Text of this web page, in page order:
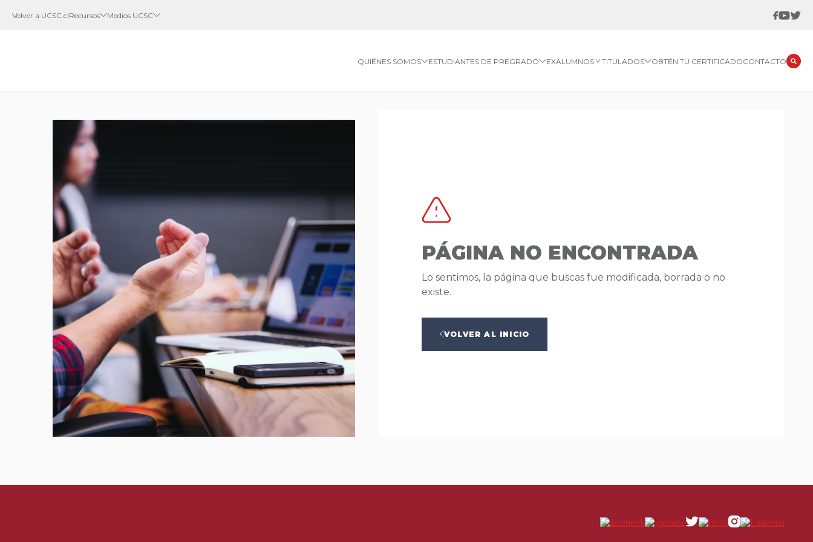
Volver a UCSC.clRecursos Medios UCSC
QUIÉNES SOMOS ESTUDIANTES DE PREGRADO EXALUMNOS Y TITULADOS OBTÉN TU CERTIFICADOCONTACTO
PÁGINA NO ENCONTRADA
Lo sentimos, la página que buscas fue modificada, borrada o no
existe.
VOLVER AL INICIO